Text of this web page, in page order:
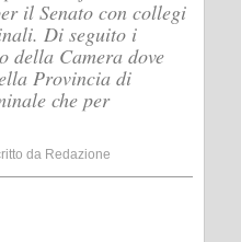
il Senato con collegi
Di seguito i
della Camera dove
Provincia di
che per
da Redazione